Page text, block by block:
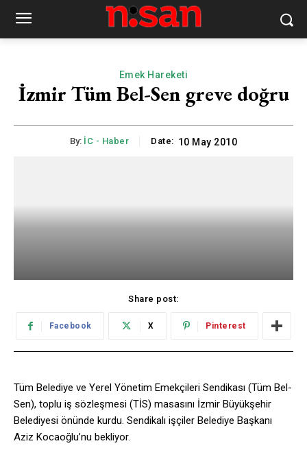
Emek Hareketi
İzmir Tüm Bel-Sen greve doğru
By: İC - Haber Date: 10 May 2010
Share post:
Facebook X Pinterest
Tüm Belediye ve Yerel Yönetim Emekçileri Sendikası (Tüm Bel-
Sen), toplu iş sözleşmesi (TİS) masasını İzmir Büyükşehir
Belediyesi önünde kurdu. Sendikalı işçiler Belediye Başkanı
Aziz Kocaoğlu’nu bekliyor.